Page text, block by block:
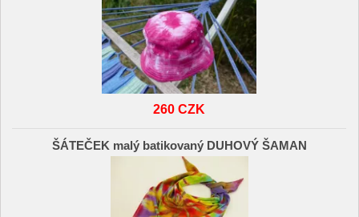
260 CZK
ŠÁTEČEK malý batikovaný DUHOVÝ ŠAMAN